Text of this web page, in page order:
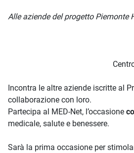
Descrizione
Alle aziende del progetto Piemonte
Incontra le altre aziende iscritte al
collaborazione con loro.
Partecipa al MED-Net, l’occasione
medicale, salute e benessere.
Sarà la prima occasione per